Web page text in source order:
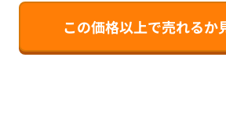
この価格以上で売れるか